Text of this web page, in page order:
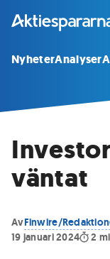
NyheterAnalyser
väntat
AvFinwire/
19 januari 2024
2